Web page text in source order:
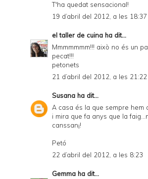
T'ha quedat sensacional!
19 d’abril del 2012, a les 18:37
el taller de cuina ha dit...
Mmmmmmm!!! això no és un
pecat!!!
petonets
21 d’abril del 2012, a les 21:22
Susana ha dit...
A casa és la que sempre hem
i mira que fa anys que la
canssan¡!
Petó
22 d’abril del 2012, a les 8:23
Gemma ha dit...